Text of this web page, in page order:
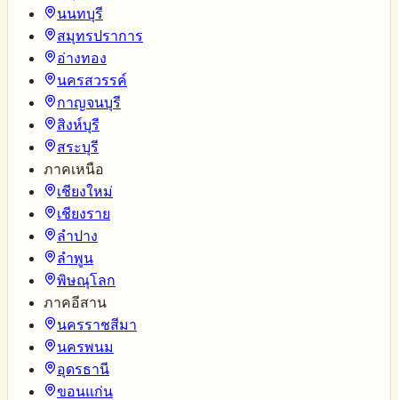
นนทบุรี
สมุทรปราการ
อ่างทอง
นครสวรรค์
กาญจนบุรี
สิงห์บุรี
สระบุรี
ภาคเหนือ
เชียงใหม่
เชียงราย
ลำปาง
ลำพูน
พิษณุโลก
ภาคอีสาน
นครราชสีมา
นครพนม
อุดรธานี
ขอนแก่น